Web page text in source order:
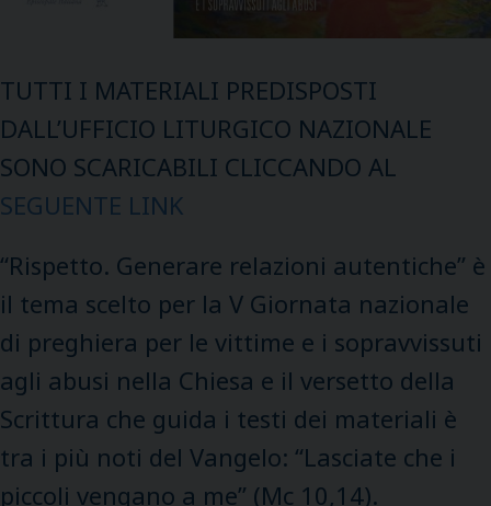
TUTTI I MATERIALI PREDISPOSTI
DALL’UFFICIO LITURGICO NAZIONALE
SONO SCARICABILI CLICCANDO AL
SEGUENTE LINK
“Rispetto. Generare relazioni autentiche” è
il tema scelto per la V Giornata nazionale
di preghiera per le vittime e i sopravvissuti
agli abusi nella Chiesa e il versetto della
Scrittura che guida i testi dei materiali è
tra i più noti del Vangelo: “Lasciate che i
piccoli vengano a me” (Mc 10,14).